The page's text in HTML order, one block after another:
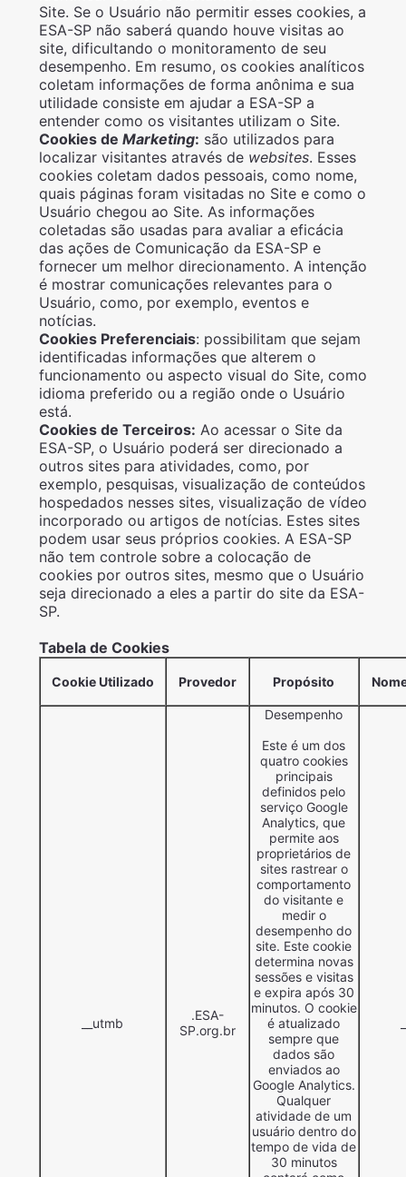
Site. Se o Usuário não permitir esses cookies, a
ESA-SP não saberá quando houve visitas ao
site, dificultando o monitoramento de seu
desempenho. Em resumo, os cookies analíticos
coletam informações de forma anônima e sua
utilidade consiste em ajudar a ESA-SP a
entender como os visitantes utilizam o Site.
Cookies de Marketing: são utilizados para
localizar visitantes através de websites. Esses
cookies coletam dados pessoais, como nome,
quais páginas foram visitadas no Site e como o
Usuário chegou ao Site. As informações
coletadas são usadas para avaliar a eficácia
das ações de Comunicação da ESA-SP e
fornecer um melhor direcionamento. A intenção
é mostrar comunicações relevantes para o
Usuário, como, por exemplo, eventos e
notícias.
Cookies Preferenciais: possibilitam que sejam
identificadas informações que alterem o
funcionamento ou aspecto visual do Site, como
idioma preferido ou a região onde o Usuário
está.
Cookies de Terceiros: Ao acessar o Site da
ESA-SP, o Usuário poderá ser direcionado a
outros sites para atividades, como, por
exemplo, pesquisas, visualização de conteúdos
hospedados nesses sites, visualização de vídeo
incorporado ou artigos de notícias. Estes sites
podem usar seus próprios cookies. A ESA-SP
não tem controle sobre a colocação de
cookies por outros sites, mesmo que o Usuário
seja direcionado a eles a partir do site da ESA-
SP.
Tabela de Cookies
Cookie Utilizado Provedor Propósito
__utmb
.ESA-
SP.org.br
Desempenho
Este é um dos
quatro cookies
principais
definidos pelo
serviço Google
Analytics, que
permite aos
proprietários de
sites rastrear o
comportamento
do visitante e
medir o
desempenho do
site. Este cookie
determina novas
sessões e visitas
e expira após 30
minutos. O cookie
é atualizado
sempre que
dados são
enviados ao
Google Analytics.
Qualquer
atividade de um
usuário dentro do
tempo de vida de
30 minutos